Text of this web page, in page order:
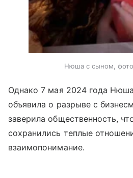
Нюша с сыном,
Однако 7 мая 2024 года
объявила о разрыве с
заверила общественность,
сохранились теплые
взаимопонимание.